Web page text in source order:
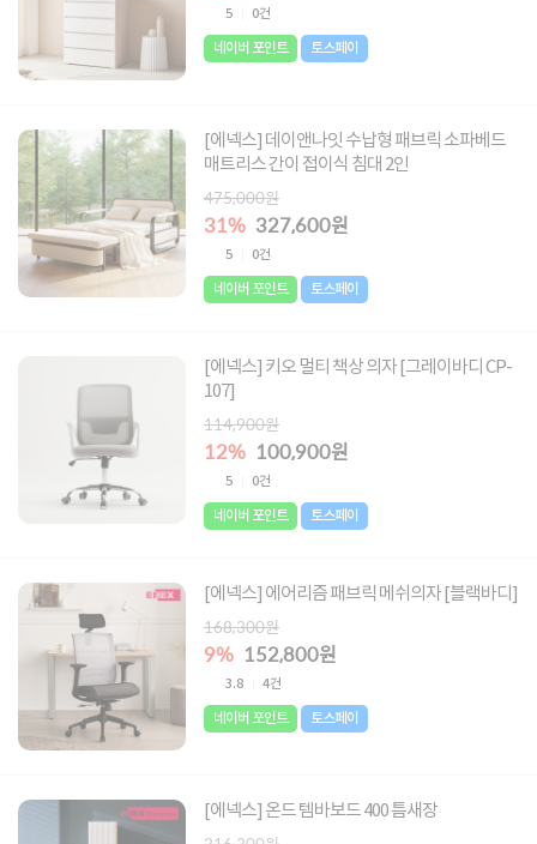
5 0건
네이버 포인트 토스페이
[에넥스] 데이앤나잇 수납형 패브릭 소파베드
매트리스 간이 접이식 침대 2인
475,000원
31% 327,600원
5 0건
네이버 포인트 토스페이
[에넥스] 키오 멀티 책상 의자 [그레이바디 CP-
107]
114,900원
12% 100,900원
5 0건
네이버 포인트 토스페이
[에넥스] 에어리즘 패브릭 메쉬의자 [블랙바디]
168,300원
9% 152,800원
3.8 4건
네이버 포인트 토스페이
[에넥스] 온드 템바보드 400 틈새장